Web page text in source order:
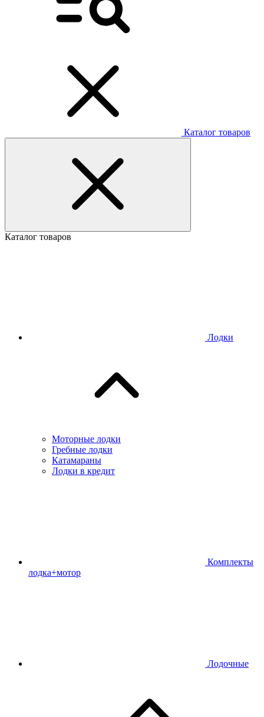
Каталог товаров
Каталог товаров
Лодки
Моторные лодки
Гребные лодки
Катамараны
Лодки в кредит
Комплекты
лодка+мотор
Лодочные